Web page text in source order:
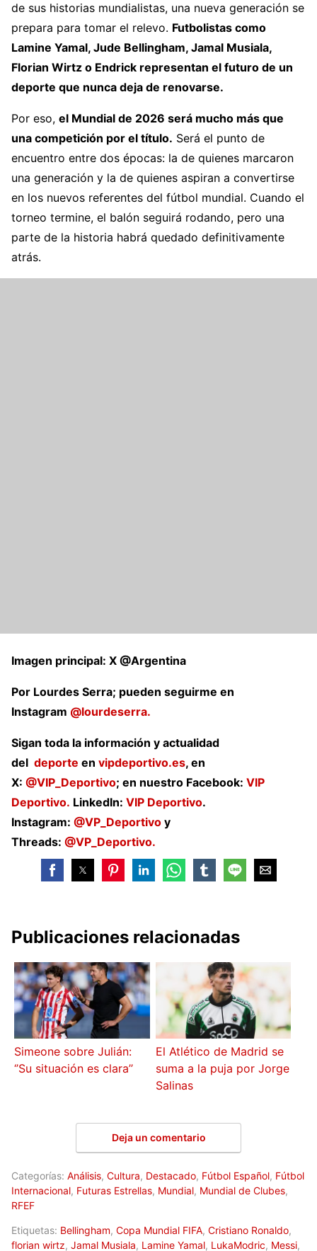
de sus historias mundialistas, una nueva generación se
prepara para tomar el relevo. Futbolistas como
Lamine Yamal, Jude Bellingham, Jamal Musiala,
Florian Wirtz o Endrick representan el futuro de un
deporte que nunca deja de renovarse.
Por eso, el Mundial de 2026 será mucho más que
una competición por el título. Será el punto de
encuentro entre dos épocas: la de quienes marcaron
una generación y la de quienes aspiran a convertirse
en los nuevos referentes del fútbol mundial. Cuando el
torneo termine, el balón seguirá rodando, pero una
parte de la historia habrá quedado definitivamente
atrás.
Imagen principal: X @Argentina
Por Lourdes Serra; pueden seguirme en
Instagram @lourdeserra.
Sigan toda la información y actualidad
del deporte en vipdeportivo.es, en
X: @VIP_Deportivo; en nuestro Facebook: VIP
Deportivo. LinkedIn: VIP Deportivo.
Instagram: @VP_Deportivo y
Threads: @VP_Deportivo.
Publicaciones relacionadas
Simeone sobre Julián:
‘’Su situación es clara’’
El Atlético de Madrid se
suma a la puja por Jorge
Salinas
Deja un comentario
Categorías: Análisis, Cultura, Destacado, Fútbol Español, Fútbol
Internacional, Futuras Estrellas, Mundial, Mundial de Clubes,
RFEF
Etiquetas: Bellingham, Copa Mundial FIFA, Cristiano Ronaldo,
florian wirtz, Jamal Musiala, Lamine Yamal, LukaModric, Messi,